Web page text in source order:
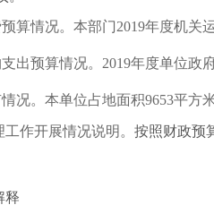
算情况。本部门2019年度机关
出预算情况。 2019年度单位政
况。本单位占地面积9653平方
作开展情况说明。 按照财政预
释